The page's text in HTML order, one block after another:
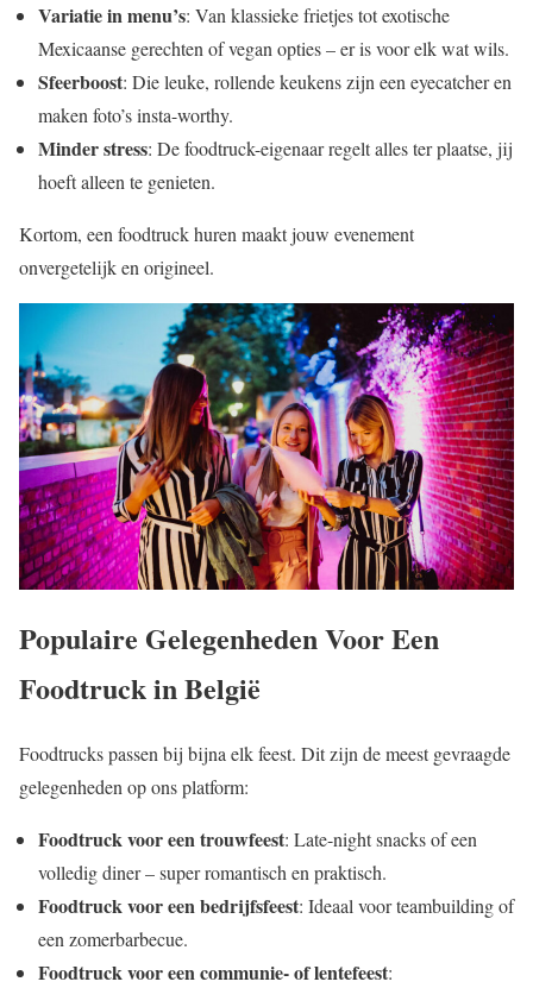
Variatie in menu’s: Van klassieke frietjes tot exotische
Mexicaanse gerechten of vegan opties – er is voor elk wat wils.
Sfeerboost: Die leuke, rollende keukens zijn een eyecatcher en
maken foto’s insta-worthy.
Minder stress: De foodtruck-eigenaar regelt alles ter plaatse, jij
hoeft alleen te genieten.
Kortom, een foodtruck huren maakt jouw evenement
onvergetelijk en origineel.
Populaire Gelegenheden Voor Een
Foodtruck in België
Foodtrucks passen bij bijna elk feest. Dit zijn de meest gevraagde
gelegenheden op ons platform:
Foodtruck voor een trouwfeest: Late-night snacks of een
volledig diner – super romantisch en praktisch.
Foodtruck voor een bedrijfsfeest: Ideaal voor teambuilding of
een zomerbarbecue.
Foodtruck voor een communie- of lentefeest: